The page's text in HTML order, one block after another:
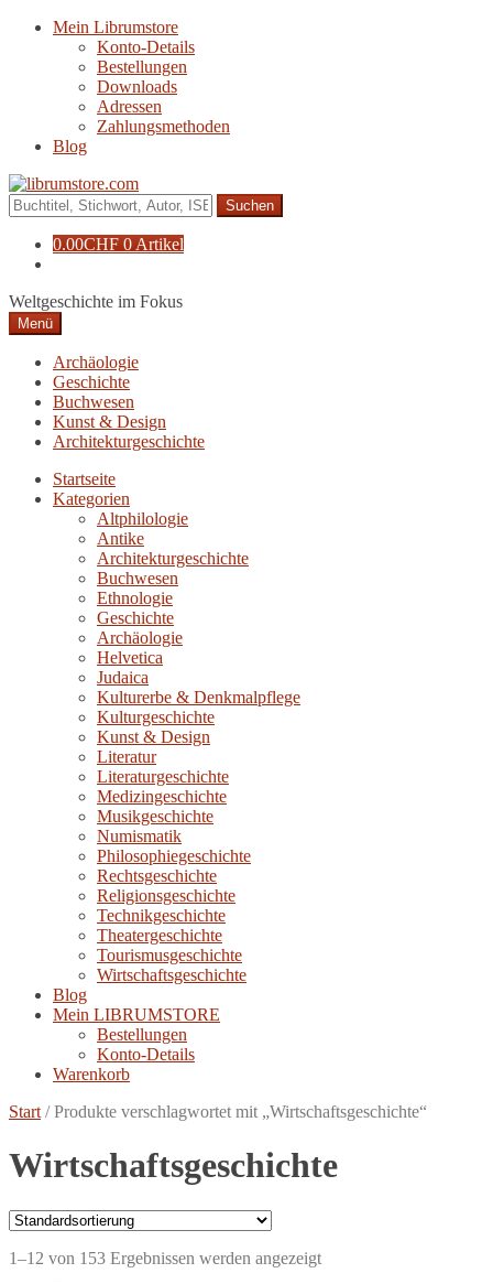
Navigation
Zum
Mein Librumstore
Konto-Details
Bestellungen
Downloads
Adressen
Zahlungsmethoden
Blog
Suche
nach:
0.00CHF 0 Artikel
Weltgeschichte im Fokus
Menü
Archäologie
Geschichte
Buchwesen
Kunst & Design
Architekturgeschichte
Startseite
Kategorien
Altphilologie
Antike
Architekturgeschichte
Buchwesen
Ethnologie
Geschichte
Archäologie
Helvetica
Judaica
Kulturerbe & Denkmalpflege
Kulturgeschichte
Kunst & Design
Literatur
Literaturgeschichte
Medizingeschichte
Musikgeschichte
Numismatik
Philosophiegeschichte
Rechtsgeschichte
Religionsgeschichte
Technikgeschichte
Theatergeschichte
Tourismusgeschichte
Wirtschaftsgeschichte
Blog
Mein LIBRUMSTORE
Bestellungen
Konto-Details
Warenkorb
Start /Produkte verschlagwortet mit „Wirtschaftsgeschichte“
Wirtschaftsgeschichte
1–12 von 153 Ergebnissen werden angezeigt